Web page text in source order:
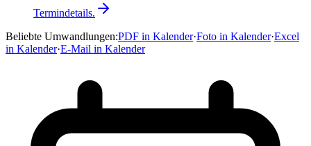
Termindetails.
Beliebte Umwandlungen:PDF in Kalender·Foto in Kalender·Excel
in Kalender·E-Mail in Kalender